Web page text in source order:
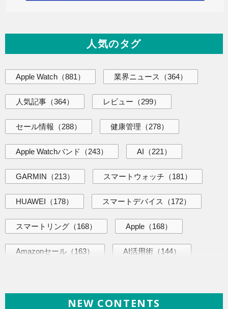
人気のタグ
Apple Watch （881） 業界ニュース （364）
人気記事 （364） レビュー （299）
セール情報 （288） 健康管理 （278）
Apple Watchバンド （243） AI （221）
GARMIN （213） スマートウォッチ （181）
HUAWEI （178） スマートデバイス （172）
スマートリング （168） Apple （168）
Amazonセール （163） AI活用術 （144）
（138） ガジェット（135）
NEW CONTENTS